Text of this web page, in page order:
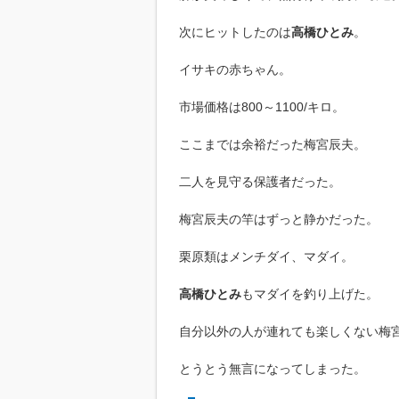
次にヒットしたのは高橋ひとみ。
イサキの赤ちゃん。
市場価格は800～1100/キロ。
ここまでは余裕だった梅宮辰夫。
二人を見守る保護者だった。
梅宮辰夫の竿はずっと静かだった。
栗原類はメンチダイ、マダイ。
高橋ひとみもマダイを釣り上げた。
自分以外の人が連れても楽しくない梅
とうとう無言になってしまった。